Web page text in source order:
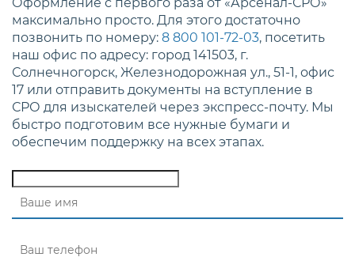
максимально просто. Для этого достаточно
позвонить по номеру: 8 800 101-72-03, посетить
наш офис по адресу: город 141503, г.
Солнечногорск, Железнодорожная ул., 51-1, офис
17 или отправить документы на вступление в
СРО для изыскателей через экспресс-почту. Мы
быстро подготовим все нужные бумаги и
обеспечим поддержку на всех этапах.